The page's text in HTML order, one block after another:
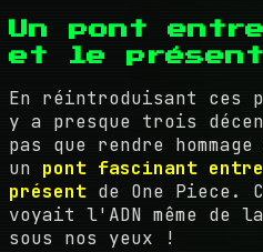
Un pont
et le présent
En réintroduisant ces
y a presque trois
pas que rendre
un pont fascinant
présent de One Piece.
voyait l'ADN même de
sous nos yeux !